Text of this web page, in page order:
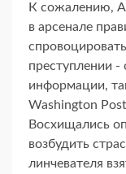
К сожалению,
в арсенале
преступлении -
информации,
Washington
Восхищались
возбудить
линчевателя